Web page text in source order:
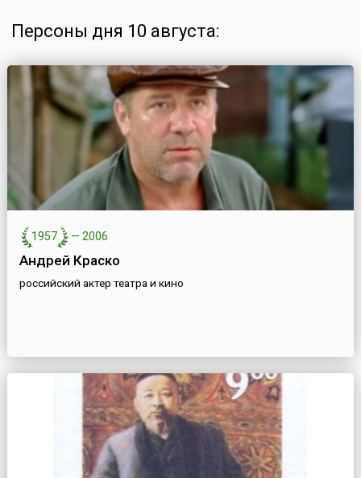
Персоны дня 10 августа:
1957 — 2006
Андрей Краско
российский актер театра и кино